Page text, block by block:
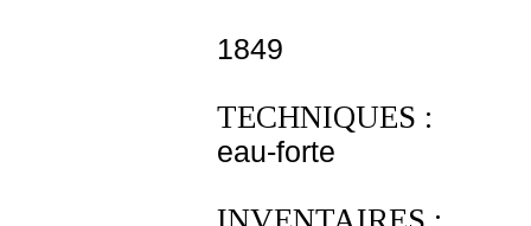
1849
TECHNIQUES :
eau-forte